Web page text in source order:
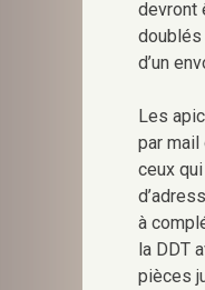
devront
d’un
Les
par mail
ceux
à
la DDT
pièces